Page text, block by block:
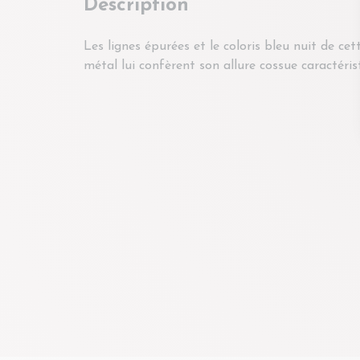
Description
Les lignes épurées et le coloris bleu nuit de
métal lui confèrent son allure cossue
offre une multitude de possibilités en